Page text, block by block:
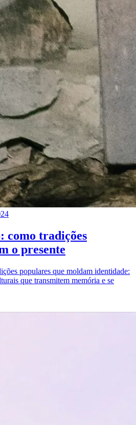
como tradições
o presente
populares que moldam identidade:
que transmitem memória e se